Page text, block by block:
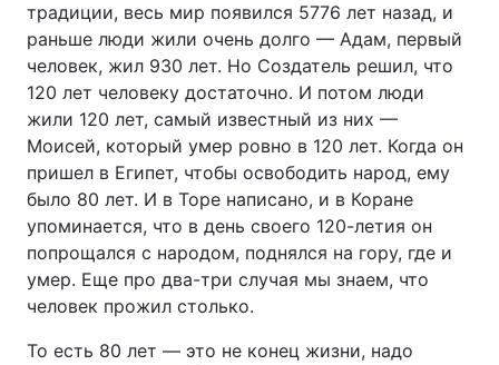
традиции, весь мир появился 5776 лет назад, и
раньше люди жили очень долго — Адам, первый
человек, жил 930 лет. Но Создатель решил, что
120 лет человеку достаточно. И потом люди
жили 120 лет, самый известный из них —
Моисей, который умер ровно в 120 лет. Когда он
пришел в Египет, чтобы освободить народ, ему
было 80 лет. И в Торе написано, и в Коране
упоминается, что в день своего 120-летия он
попрощался с народом, поднялся на гору, где и
умер. Еще про два-три случая мы знаем, что
человек прожил столько.
То есть 80 лет — это не конец жизни, надо